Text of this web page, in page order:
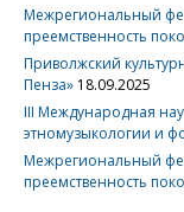
Межрегиональный
преемственность
Приволжский
Пенза» 18.09.2025
III Международная
этномузыкологии и
Межрегиональный
преемственность